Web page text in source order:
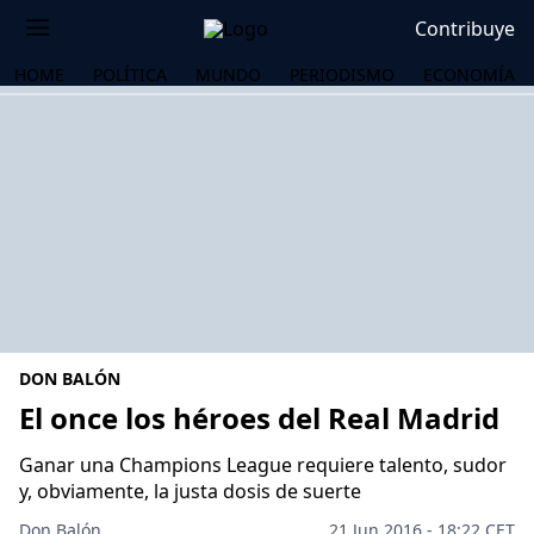
Contribuye
HOME POLÍTICA MUNDO PERIODISMO ECONOMÍA
DON BALÓN
El once los héroes del Real Madrid
Ganar una Champions League requiere talento, sudor
y, obviamente, la justa dosis de suerte